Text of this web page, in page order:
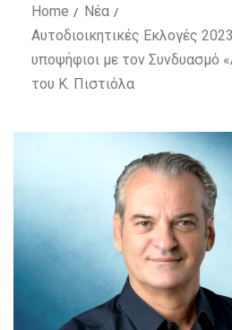
Home
Νέα
Αυτοδιοικητικές Εκλογές
υποψήφιοι με τον Συνδυασμό
του Κ. Πιστιόλα